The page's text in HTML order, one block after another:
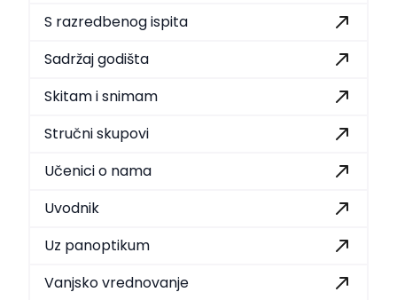
S razredbenog ispita
Sadržaj godišta
Skitam i snimam
Stručni skupovi
Učenici o nama
Uvodnik
Uz panoptikum
Vanjsko vrednovanje